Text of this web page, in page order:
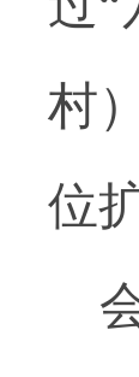
村
位